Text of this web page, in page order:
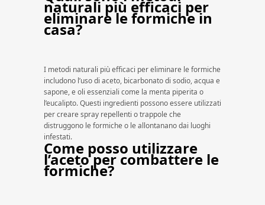
naturali più efficaci per
eliminare le formiche in
casa?
I metodi naturali più efficaci per eliminare le formiche
includono l’uso di aceto, bicarbonato di sodio, acqua e
sapone, e oli essenziali come la menta piperita o
l’eucalipto. Questi ingredienti possono essere utilizzati
per creare spray repellenti o trappole che
distruggono le formiche o le allontanano dai luoghi
infestati.
Come posso utilizzare
l’aceto per combattere le
formiche?